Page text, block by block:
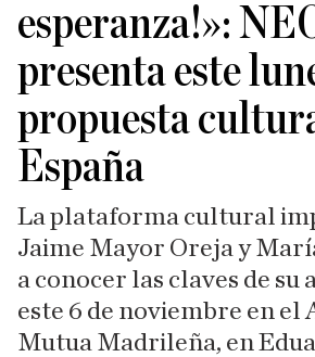
esperanza!»:
presenta este
propuesta
España
La plataforma cultural
Jaime Mayor Oreja y
a conocer las claves de
este 6 de noviembre en el
Mutua Madrileña, en